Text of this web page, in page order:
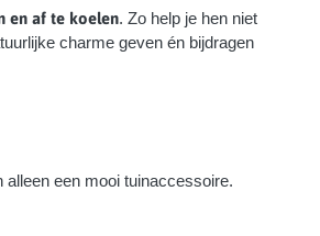
en af te koelen. Zo help je hen niet
charme geven én bijdragen
een mooi tuinaccessoire.